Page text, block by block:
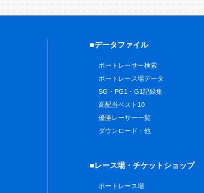
■データファイル
ボートレーサー検索
ボートレース場データ
SG・PG1・G1記録集
高配当ベスト10
優勝レーサー一覧
ダウンロード・他
■レース場・チケットショップ
ボートレース場